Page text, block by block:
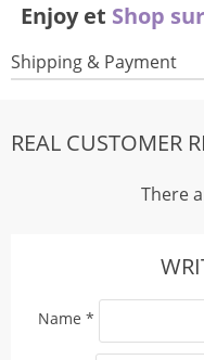
Enjoy et Shop
Shipping & Payment
REAL CUSTOMER
There
Name *